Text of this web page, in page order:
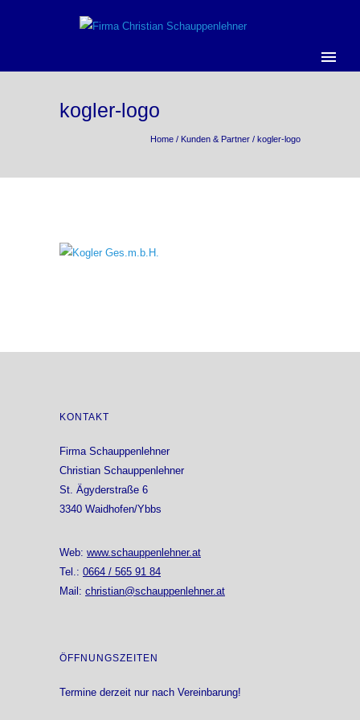
kogler-logo
Home / Kunden & Partner / kogler-logo
KONTAKT
Firma Schauppenlehner
Christian Schauppenlehner
St. Ägyderstraße 6
3340 Waidhofen/Ybbs
Web: www.schauppenlehner.at
Tel.: 0664 / 565 91 84
Mail: christian@schauppenlehner.at
ÖFFNUNGSZEITEN
Termine derzeit nur nach Vereinbarung!